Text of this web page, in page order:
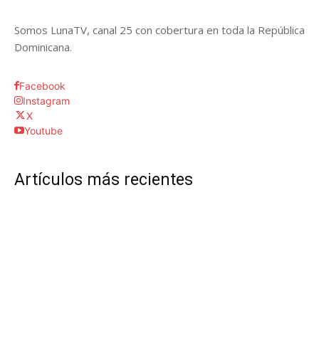
Somos LunaTV, canal 25 con cobertura en toda la República
Dominicana.
Facebook
Instagram
X
Youtube
Artículos más recientes